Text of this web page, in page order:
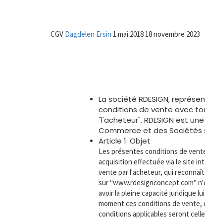
CGV Dagdelen Ersin 1 mai 2018 18 novembre 2023
La société RDESIGN,
conditions de vente avec
"l'acheteur". RDESIGN est
Commerce et des Sociétés
Article 1. Objet
Les présentes conditions de
acquisition effectuée via le site
vente par l'acheteur, qui
sur "www.rdesignconcept.com"
avoir la pleine capacité juridique
moment ces conditions de vente,
conditions applicables seront